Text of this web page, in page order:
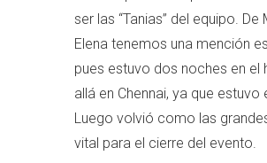
ser las “Tanias” del equipo. De
Elena tenemos una mención
pues estuvo dos noches en el
allá en Chennai, ya que estuvo
Luego volvió como las
vital para el cierre del evento.